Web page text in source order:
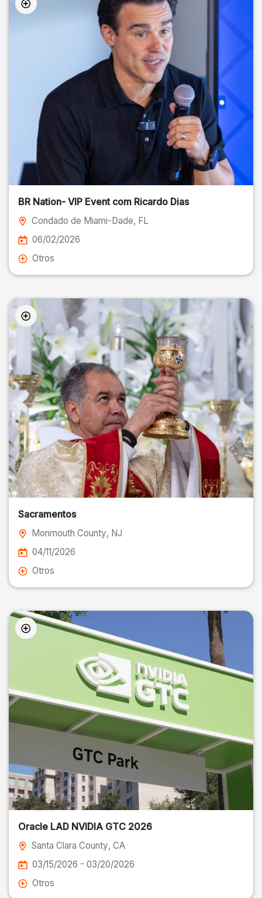
BR Nation- VIP Event com Ricardo Dias
Condado de Miami-Dade, FL
06/02/2026
Otros
Sacramentos
Monmouth County, NJ
04/11/2026
Otros
Oracle LAD NVIDIA GTC 2026
Santa Clara County, CA
03/15/2026 - 03/20/2026
Otros